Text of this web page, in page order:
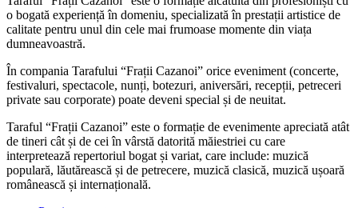
o bogată experiență în domeniu, specializată în prestații artistice de
calitate pentru unul din cele mai frumoase momente din viața
dumneavoastră.
În compania Tarafului “Frații Cazanoi” orice eveniment (concerte,
festivaluri, spectacole, nunți, botezuri, aniversări, recepții, petreceri
private sau corporate) poate deveni special și de neuitat.
Taraful “Frații Cazanoi” este o formație de evenimente apreciată atât
de tineri cât și de cei în vârstă datorită măiestriei cu care
interpretează repertoriul bogat și variat, care include: muzică
populară, lăutărească și de petrecere, muzică clasică, muzică ușoară
românească și internațională.